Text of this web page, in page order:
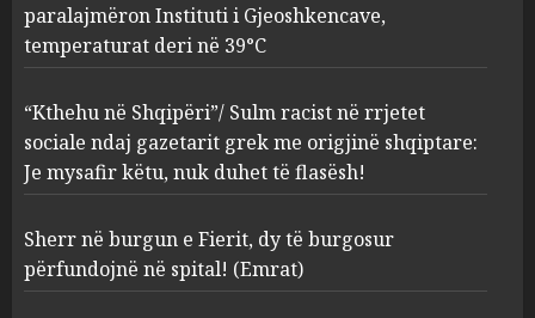
“Kthehu në Shqipëri”/ Sulm
racist në rrjetet sociale ndaj
gazetarit grek me origjinë
shqiptare: Je mysafir këtu,
nuk duhet të flasësh!
AUGUST 8, 2026
burgosur përfundojnë në
spital! (Emrat)
AUGUST 8, 2026
paralajmëron Instituti i Gjeoshkencave,
temperaturat deri në 39°C
“Kthehu në Shqipëri”/ Sulm racist në rrjetet
sociale ndaj gazetarit grek me origjinë shqiptare:
Je mysafir këtu, nuk duhet të flasësh!
Sherr në burgun e Fierit, dy të burgosur
përfundojnë në spital! (Emrat)